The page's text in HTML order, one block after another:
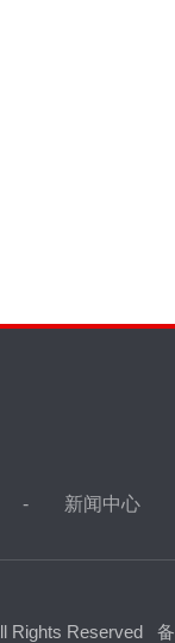
新闻中心
Rights Reserved